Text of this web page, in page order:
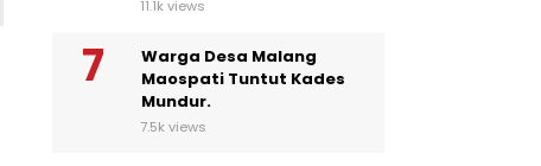
11.1k views
Warga Desa Malang
Maospati Tuntut Kades
Mundur.
7.5k views